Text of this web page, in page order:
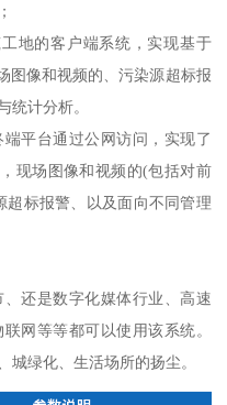
地的客户端系统，实现基于
图像和视频的、污染源超标报
统计分析。
平台通过公网访问，实现了
现场图像和视频的(包括对前
标报警、以及面向不同管理
还是数字化媒体行业、高速
网等等都可以使用该系统。
城绿化、生活场所的扬尘。